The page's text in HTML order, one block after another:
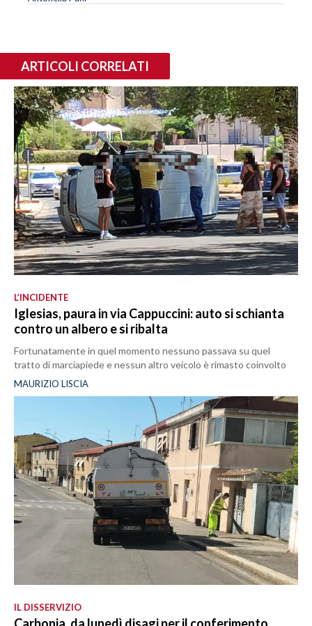
ARTICOLI CORRELATI
L’INCIDENTE
Iglesias, paura in via Cappuccini: auto si schianta
contro un albero e si ribalta
Fortunatamente in quel momento nessuno passava su quel
tratto di marciapiede e nessun altro veicolo è rimasto coinvolto
MAURIZIO LISCIA
IL DISSERVIZIO